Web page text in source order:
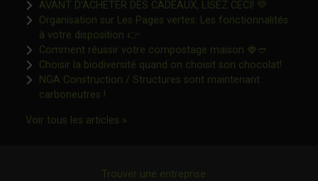
AVANT D’ACHETER DES CADEAUX, LISEZ CECI! 💚
Organisation sur Les Pages vertes: Les fonctionnalités
à votre disposition 👉Ce lien s'ouvrira dans une nouvelle
Comment réussir votre compostage maison 🍓🥙
Choisir la biodiversité quand on choisit son chocolat!Ce lien
NGA Construction / Structures sont maintenant
carboneutres !Ce lien s'ouvrira dans une nouvelle fenêtre"
Voir tous les articles »Ce lien s'ouvrira dans une nouvelle
Trouver une entreprise